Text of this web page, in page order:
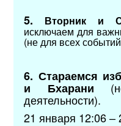
5. Вторник и
исключаем для
(не для всех
6. Стараемся
и Бхарани
деятельности).
21 января 12:06 –